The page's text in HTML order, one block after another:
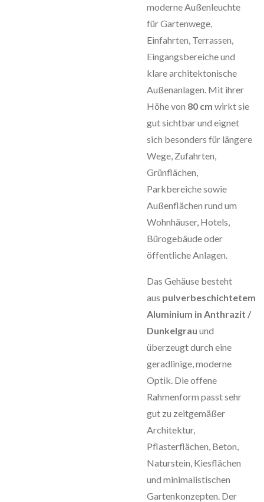
moderne Außenleuchte
für Gartenwege,
Einfahrten, Terrassen,
Eingangsbereiche und
klare architektonische
Außenanlagen. Mit ihrer
Höhe von 80 cm wirkt sie
gut sichtbar und eignet
sich besonders für längere
Wege, Zufahrten,
Grünflächen,
Parkbereiche sowie
Außenflächen rund um
Wohnhäuser, Hotels,
Bürogebäude oder
öffentliche Anlagen.
Das Gehäuse besteht
aus pulverbeschichtetem
Aluminium in Anthrazit /
Dunkelgrau und
überzeugt durch eine
geradlinige, moderne
Optik. Die offene
Rahmenform passt sehr
gut zu zeitgemäßer
Architektur,
Pflasterflächen, Beton,
Naturstein, Kiesflächen
und minimalistischen
Gartenkonzepten. Der